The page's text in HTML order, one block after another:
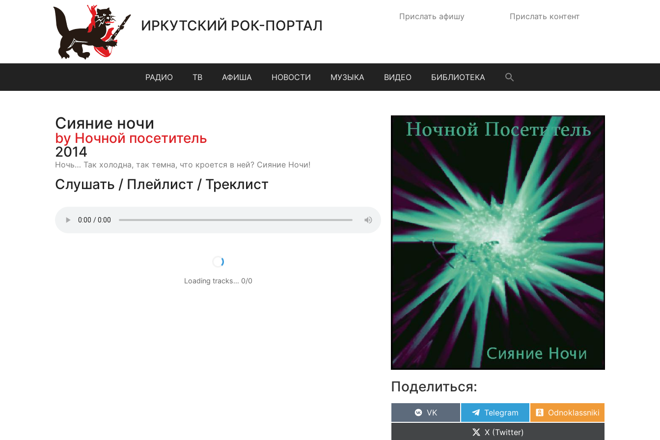
ИРКУТСКИЙ РОК-ПОРТАЛ
Прислать афишу Прислать контент
РАДИО ТВ АФИША НОВОСТИ МУЗЫКА ВИДЕО БИБЛИОТЕКА
Сияние ночи
by Ночной посетитель
2014
Ночь… Так холодна, так темна, что кроется в ней? Сияние Ночи!
Слушать / Плейлист / Треклист
Loading tracks… 0/0
Поделиться:
VK Telegram
Odnoklassniki
X (Twitter)